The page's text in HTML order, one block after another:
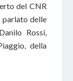
del CNR
parlato delle
Rossi,
della